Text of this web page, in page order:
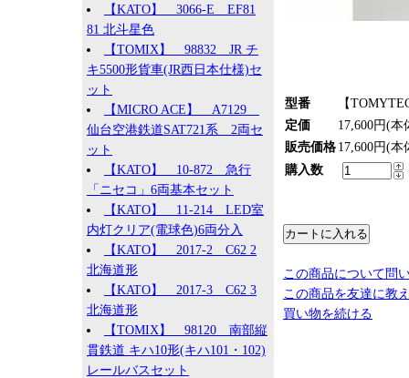
【KATO】 3066-E EF81
81 北斗星色
【TOMIX】 98832 JR チ
キ5500形貨車(JR西日本仕様)セ
ット
【MICRO ACE】 A7129
仙台空港鉄道SAT721系 2両セ
ット
【KATO】 10-872 急行
「ニセコ」6両基本セット
【KATO】 11-214 LED室
内灯クリア(電球色)6両分入
【KATO】 2017-2 C62 2
北海道形
【KATO】 2017-3 C62 3
北海道形
【TOMIX】 98120 南部縦
貫鉄道 キハ10形(キハ101・102)
レールバスセット
型番
【
定価
17,600円(本
販売価格 17,600円(本
購入数
この商品について問
この商品を友達に教
買い物を続ける